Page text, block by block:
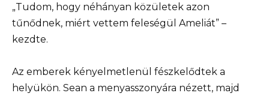
„Tudom, hogy néhányan közületek azon
tűnődnek, miért vettem feleségül Ameliát” –
kezdte.
Az emberek kényelmetlenül fészkelődtek a
helyükön. Sean a menyasszonyára nézett, majd